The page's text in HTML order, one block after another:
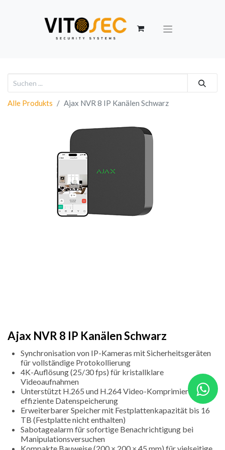
Alle Produkts Ajax NVR 8 IP Kanälen Schwarz
Ajax NVR 8 IP Kanälen Schwarz
Synchronisation von IP-Kameras mit Sicherheitsgeräten
für vollständige Protokollierung
4K-Auflösung (25/30 fps) für kristallklare
Videoaufnahmen
Unterstützt H.265 und H.264 Video-Komprimierung für
effiziente Datenspeicherung
Erweiterbarer Speicher mit Festplattenkapazität bis 16
TB (Festplatte nicht enthalten)
Sabotagealarm für sofortige Benachrichtigung bei
Manipulationsversuchen